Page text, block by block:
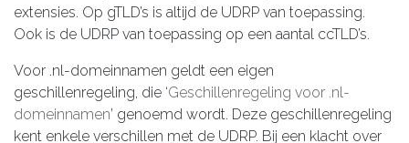
extensies. Op gTLD’s is altijd de UDRP van toepassing.
Ook is de UDRP van toepassing op een aantal ccTLD’s.
Voor .nl-domeinnamen geldt een eigen
geschillenregeling, die ‘Geschillenregeling voor .nl-
domeinnamen’ genoemd wordt. Deze geschillenregeling
kent enkele verschillen met de UDRP. Bij een klacht over